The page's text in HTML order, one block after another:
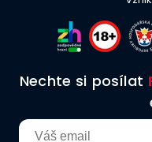
Nechte si posílat